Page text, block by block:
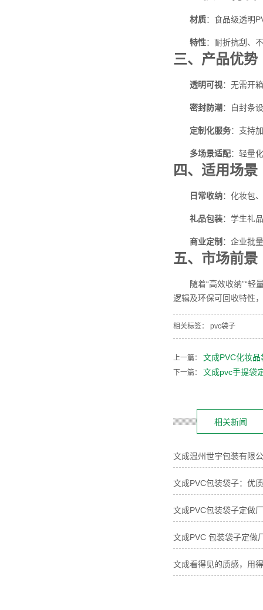
材质：食品级透明
特性：耐折抗刮、
三、产品优势
透明可视：无需开
密封防潮 ：自封条
定制化服务：支持
多场景适配：轻量
四、适用场景
日常收纳：化妆包
礼品包装：学生礼
商业定制 ：企业批
五、市场前景
随着“高效收纳”“
逻辑及环保可回收特性
相关标签： pvc袋子
上一篇： 文成PVC化妆品
下一篇： 文成pvc手提袋
相关新闻
文成温州世宇包装有限
文成PVC包装袋子：优
文成PVC包装袋子定做
文成PVC 包装袋子定做
文成看得见的质感，用